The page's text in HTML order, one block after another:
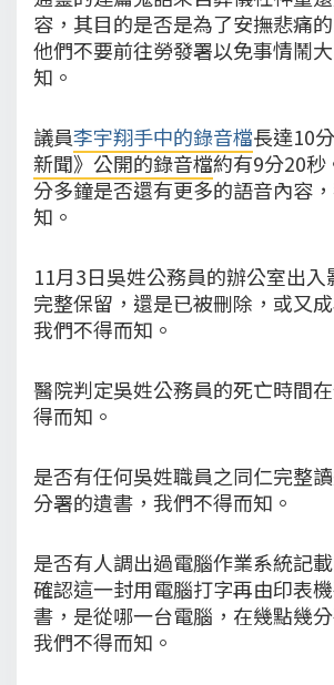
容，其目的是否是為了安撫悲痛
他們不要前往勞發署以免事情鬧
知。
議員李宇翔手中的錄音檔長達10
新聞》公開的錄音檔約有9分20秒
分多鐘是否還有更多的語音內容
知。
11月3日吳姓公務員的辦公室出
完整保留，還是已被刪除，或又
我們不得而知。
醫院判定吳姓公務員的死亡時間
得而知。
是否有任何吳姓職員之同仁完整
分署的遺書，我們不得而知。
是否有人調出過電腦作業系統記
確認這一封用電腦打字再由印表
書，是從哪一台電腦，在幾點幾
我們不得而知。